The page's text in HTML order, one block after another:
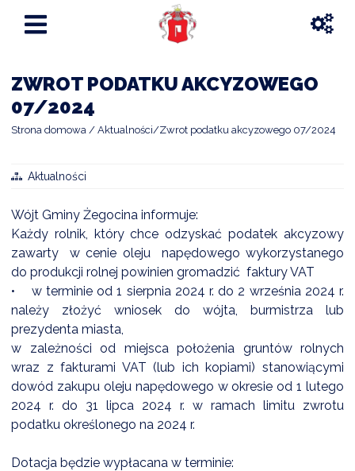
OBSŁUGI
ZWROT PODATKU AKCYZOWEGO
07/2024
Strona domowa Aktualności Zwrot podatku akcyzowego 07/2024
Aktualności
Wójt Gminy Żegocina informuje:
Każdy rolnik, który chce odzyskać podatek akcyzowy
zawarty w cenie oleju napędowego wykorzystanego
do produkcji rolnej powinien gromadzić faktury VAT
• w terminie od 1 sierpnia 2024 r. do 2 września 2024 r.
należy złożyć wniosek do wójta, burmistrza lub
prezydenta miasta,
w zależności od miejsca położenia gruntów rolnych
wraz z fakturami VAT (lub ich kopiami) stanowiącymi
dowód zakupu oleju napędowego w okresie od 1 lutego
2024 r. do 31 lipca 2024 r. w ramach limitu zwrotu
podatku określonego na 2024 r.
Dotacja będzie wypłacana w terminie: